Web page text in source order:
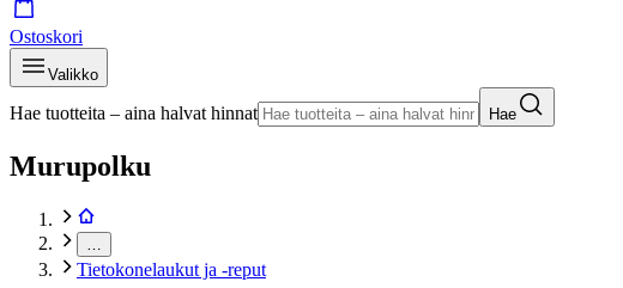
Ostoskori
Valikko
Hae tuotteita – aina halvat hinnat Hae
Murupolku
Tietokonelaukut ja -reput